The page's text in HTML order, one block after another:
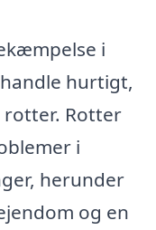
i
hurtigt,
rotter. Rotter
i
herunder
og en